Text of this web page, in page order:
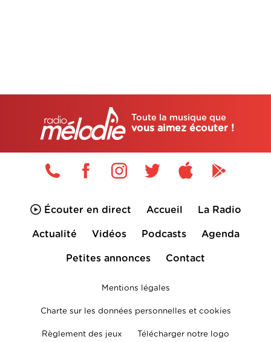
Toute la musique que
vous aimez écouter !
Écouter en direct Accueil La Radio
Actualité Vidéos Podcasts Agenda
Petites annonces Contact
Mentions légales
Charte sur les données personnelles et cookies
Règlement des jeux Télécharger notre logo